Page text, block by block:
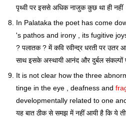
पृथ्वी पर इससे अधिक नाजुक कुछ था ही नहीं
In Palataka the poet has come
's pathos and irony , its fugitive
? पलातक ? में कवि रवीन्द्र धरती पर उतर
साथ इसके अस्थायी आनंद और दुर्बल संकल्पों
It is not clear how the three
tinge in the eye , deafness and
developmentally related to one
यह बात ठीक से समझ में नहीं आयी है कि ये